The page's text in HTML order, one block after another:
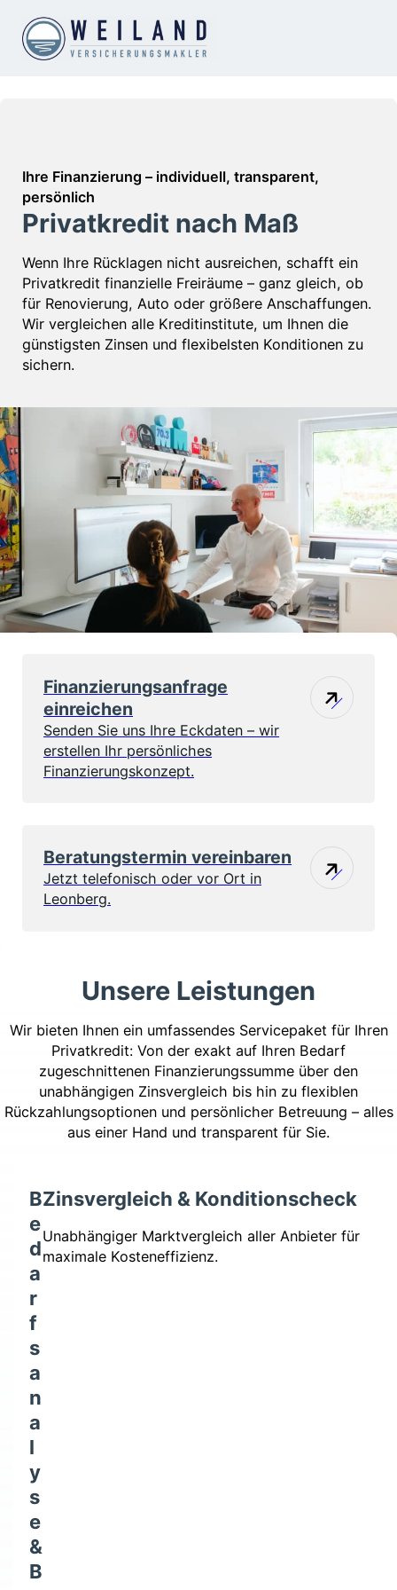
Ihre Finanzierung – individuell, transparent,
persönlich
Privatkredit nach Maß
Wenn Ihre Rücklagen nicht ausreichen, schafft ein
Privatkredit finanzielle Freiräume – ganz gleich, ob
für Renovierung, Auto oder größere Anschaffungen.
Wir vergleichen alle Kreditinstitute, um Ihnen die
günstigsten Zinsen und flexibelsten Konditionen zu
sichern.
Finanzierungs­anfrage
einreichen
Senden Sie uns Ihre Eckdaten – wir
erstellen Ihr persönliches
Finanzierungskonzept.
Beratungstermin vereinbaren
Jetzt telefonisch oder vor Ort in
Leonberg.
Unsere Leistungen
Wir bieten Ihnen ein umfassendes Servicepaket für Ihren
Privatkredit: Von der exakt auf Ihren Bedarf
zugeschnittenen Finanzierungssumme über den
unabhängigen Zinsvergleich bis hin zu flexiblen
Rückzahlungs­optionen und persönlicher Betreuung – alles
aus einer Hand und transparent für Sie.
B
e
d
a
r
f
s
a
n
a
l
y
s
e
&
B
Zinsvergleich & Konditionscheck
Unabhängiger Marktvergleich aller Anbieter für
maximale Kosteneffizienz.